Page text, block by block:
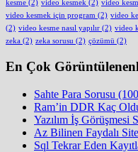
kesme (2) video kesmek (2) video
video kesmek için program (2) video
(2) video kesme nasıl yapılır (2) video
zeka (2) zeka sorusu (2) çözümü (2)
En Çok
Sahte Para Sorusu
Ram’in DDR Kaç
Yazılım İş Görüşmesi
Az Bilinen Faydalı
Sql Tekrar Eden